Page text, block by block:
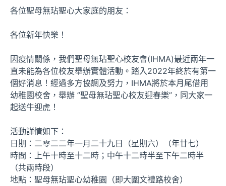
各位聖母無玷聖心大家庭的朋友：
各位新年快樂！
因疫情關係，我們聖母無玷聖心校友會(IHMA)最近兩年一
直未能為各位校友舉辦實體活動。踏入2022年終於有第一
個好消息！經過多方協調及努力，IHMA將於本月尾借用
幼稚園校舍，舉辦 ”聖母無玷聖心校友迎春樂”，同大家一
起送牛迎虎！
活動詳情如下：
日期：二零二二年一月二十九日（星期六）（年廿七）
時間：上午十時至十二時；中午十二時半至下午二時半
（共兩時段）
地點：聖母無玷聖心幼稚園（即大圍文禮路校舍）